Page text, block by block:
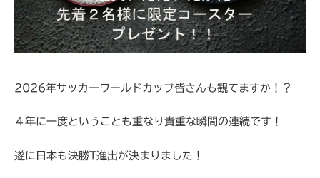
2026年サッカーワールドカップ皆さんも観てますか！？
４年に一度ということも重なり貴重な瞬間の連続です！
遂に日本も決勝T進出が決まりました！